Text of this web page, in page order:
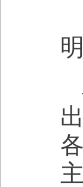
明